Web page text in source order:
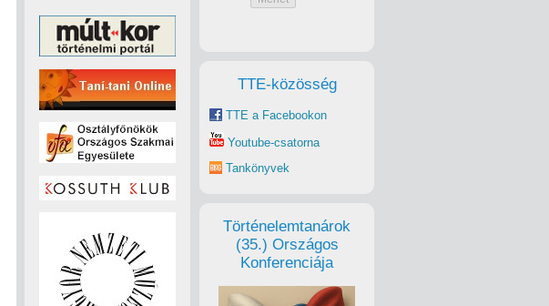
TTE-közösség
TTE a Facebookon
Youtube-csatorna
Tankönyvek
Történelemtanárok
(35.) Országos
Konferenciája